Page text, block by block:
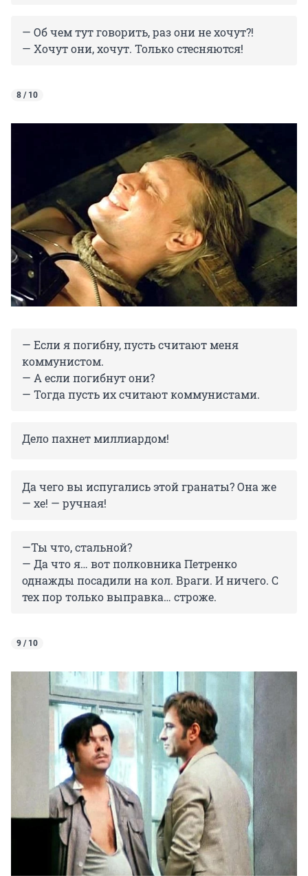
— Об чем тут говорить, раз они не хочут?!
— Хочут они, хочут. Только стесняются!
8 / 10
— Если я погибну, пусть считают меня
коммунистом.
— А если погибнут они?
— Тогда пусть их считают коммунистами.
Дело пахнет миллиардом!
Да чего вы испугались этой гранаты? Она же
— хе! — ручная!
—Ты что, стальной?
— Да что я… вот полковника Петренко
однажды посадили на кол. Враги. И ничего. С
тех пор только выправка… строже.
9 / 10